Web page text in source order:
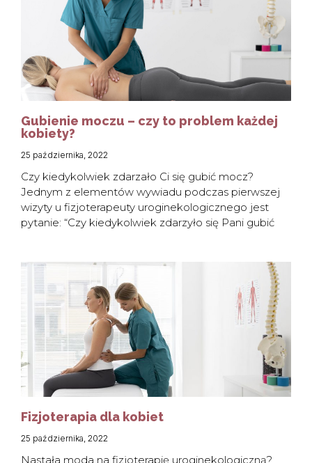
Gubienie moczu – czy to problem każdej
kobiety?
25 października, 2022
Czy kiedykolwiek zdarzało Ci się gubić mocz?
Jednym z elementów wywiadu podczas pierwszej
wizyty u fizjoterapeuty uroginekologicznego jest
pytanie: “Czy kiedykolwiek zdarzyło się Pani gubić
Fizjoterapia dla kobiet
25 października, 2022
Nastała moda na fizjoterapię uroginekologiczną?